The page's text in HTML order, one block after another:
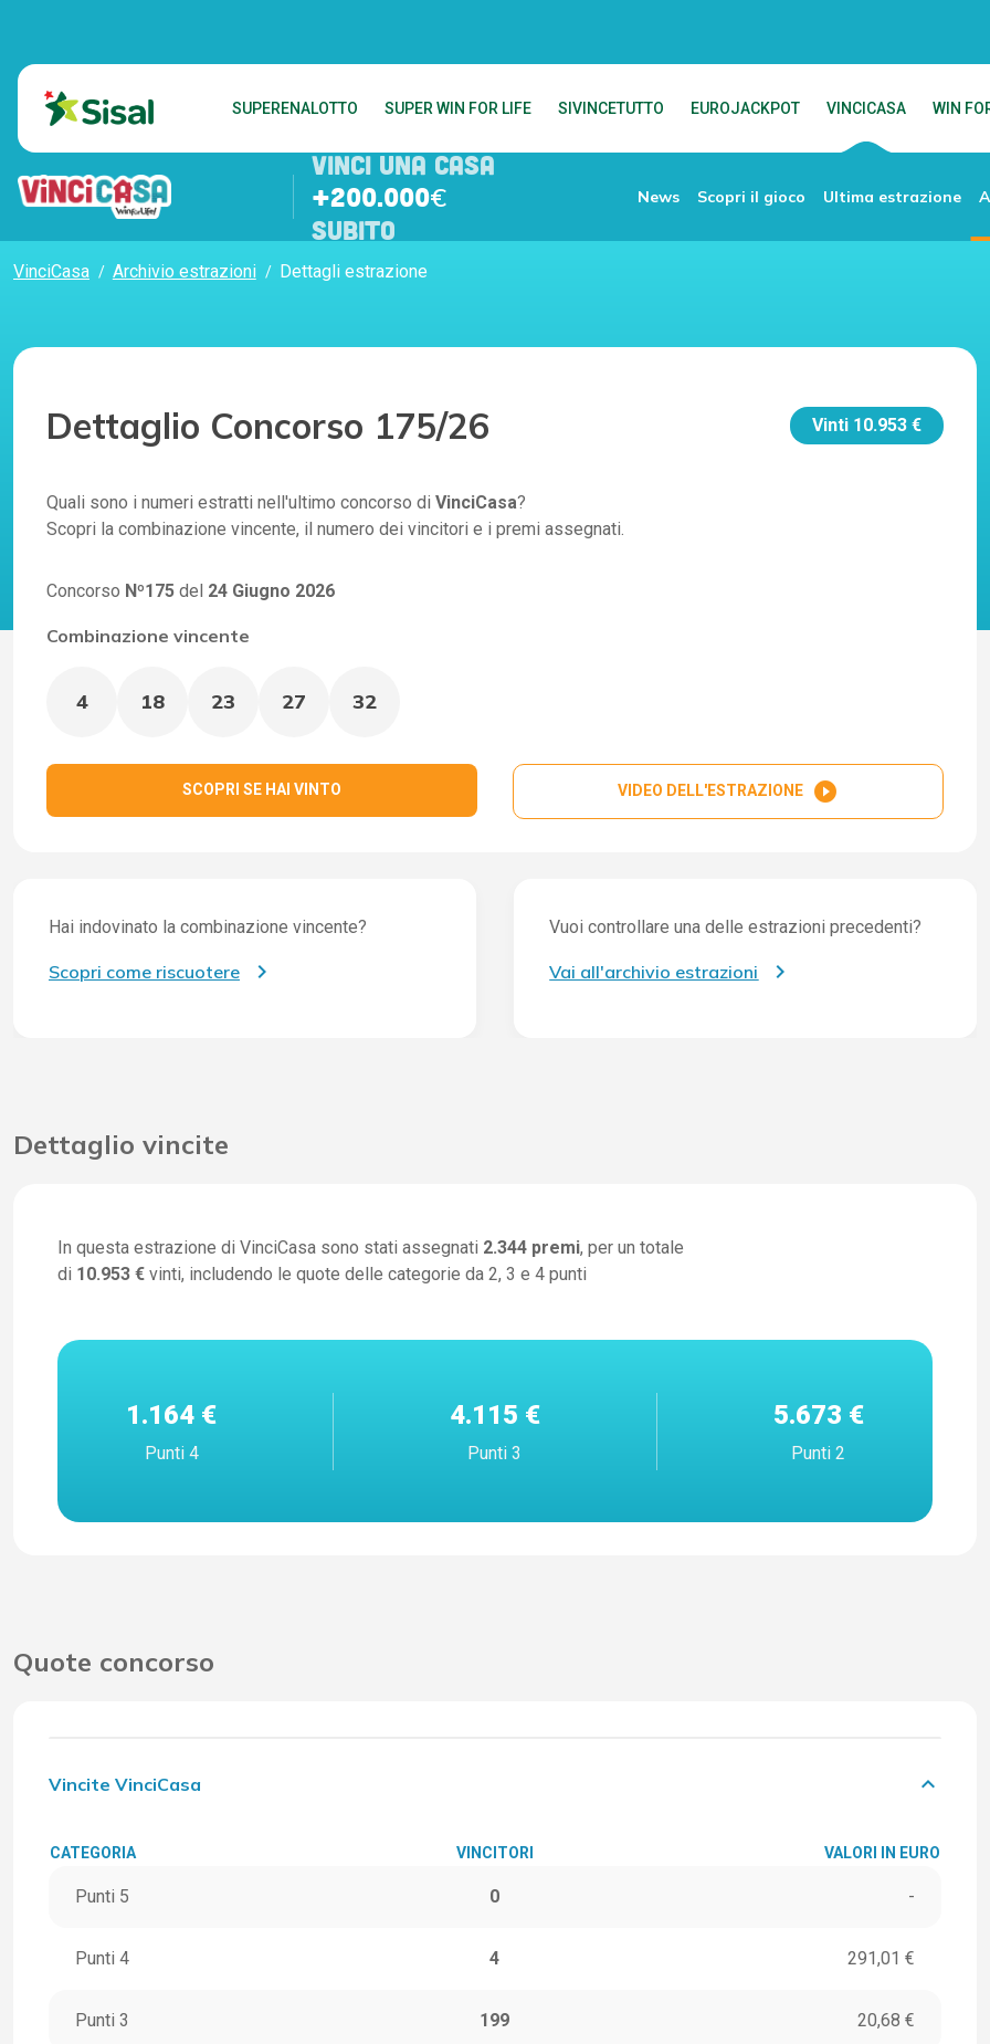
SUPERENALOTTO SUPER WIN FOR LIFE SIVINCETUTTO EUROJACKPOT VINCICASA WIN
VINCI UNA CASA
+200.000€
SUBITO
News Scopri il gioco Ultima estrazione
VinciCasa Archivio estrazioni Dettagli estrazione
Dettaglio Concorso 175/26 Vinti 10.953 €
Quali sono i numeri estratti nell'ultimo concorso di VinciCasa?
Scopri la combinazione vincente, il numero dei vincitori e i premi assegnati.
Concorso Nº175 del 24 Giugno 2026
Combinazione vincente
4 18 23 27 32
SCOPRI SE HAI VINTO VIDEO DELL'ESTRAZIONE play_circle_filled
Hai indovinato la combinazione vincente?
Scopri come riscuotere
Vuoi controllare una delle estrazioni precedenti?
Vai all'archivio estrazioni
Dettaglio vincite
In questa estrazione di VinciCasa sono stati assegnati 2.344 premi, per un totale
di 10.953 € vinti, includendo le quote delle categorie da 2, 3 e 4 punti
1.164 €
Punti 4
4.115 €
Punti 3
5.673 €
Punti 2
Quote concorso
Vincite VinciCasa keyboard_arrow_down
CATEGORIA VINCITORI VALORI IN EURO
Punti 5 0 -
Punti 4 4 291,01 €
Punti 3 199 20,68 €